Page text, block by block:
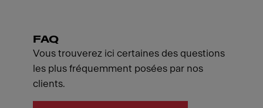
FAQ
Vous trouverez ici certaines des questions
les plus fréquemment posées par nos
clients.